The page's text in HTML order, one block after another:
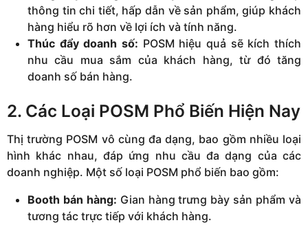
thông tin chi tiết, hấp dẫn về sản phẩm, giúp khách
hàng hiểu rõ hơn về lợi ích và tính năng.
Thúc đẩy doanh số: POSM hiệu quả sẽ kích thích
nhu cầu mua sắm của khách hàng, từ đó tăng
doanh số bán hàng.
2. Các Loại POSM Phổ Biến Hiện Nay
Thị trường POSM vô cùng đa dạng, bao gồm nhiều loại
hình khác nhau, đáp ứng nhu cầu đa dạng của các
doanh nghiệp. Một số loại POSM phổ biến bao gồm:
Booth bán hàng: Gian hàng trưng bày sản phẩm và
tương tác trực tiếp với khách hàng.